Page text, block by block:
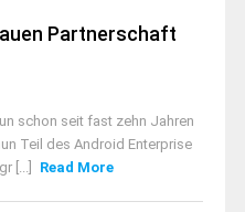
Partnerschaft
schon seit fast zehn Jahren
Teil des Android Enterprise
[...]
Read More